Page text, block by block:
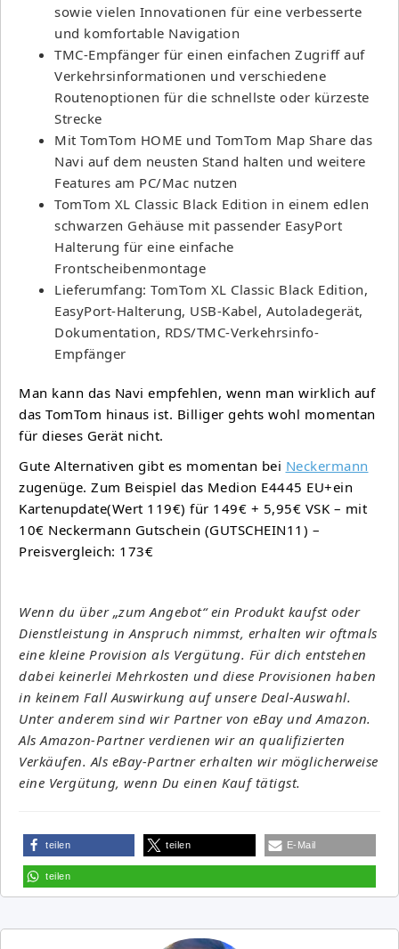
sowie vielen Innovationen für eine verbesserte
und komfortable Navigation
TMC-Empfänger für einen einfachen Zugriff auf
Verkehrsinformationen und verschiedene
Routenoptionen für die schnellste oder kürzeste
Strecke
Mit TomTom HOME und TomTom Map Share das
Navi auf dem neusten Stand halten und weitere
Features am PC/Mac nutzen
TomTom XL Classic Black Edition in einem edlen
schwarzen Gehäuse mit passender EasyPort
Halterung für eine einfache
Frontscheibenmontage
Lieferumfang: TomTom XL Classic Black Edition,
EasyPort-Halterung, USB-Kabel, Autoladegerät,
Dokumentation, RDS/TMC-Verkehrsinfo-
Empfänger
Man kann das Navi empfehlen, wenn man wirklich auf
das TomTom hinaus ist. Billiger gehts wohl momentan
für dieses Gerät nicht.
Gute Alternativen gibt es momentan bei Neckermann
zugenüge. Zum Beispiel das Medion E4445 EU+ein
Kartenupdate(Wert 119€) für 149€ + 5,95€ VSK – mit
10€ Neckermann Gutschein (GUTSCHEIN11) –
Preisvergleich: 173€
Wenn du über „zum Angebot“ ein Produkt kaufst oder
Dienstleistung in Anspruch nimmst, erhalten wir oftmals
eine kleine Provision als Vergütung. Für dich entstehen
dabei keinerlei Mehrkosten und diese Provisionen haben
in keinem Fall Auswirkung auf unsere Deal-Auswahl.
Unter anderem sind wir Partner von eBay und Amazon.
Als Amazon-Partner verdienen wir an qualifizierten
Verkäufen. Als eBay-Partner erhalten wir möglicherweise
eine Vergütung, wenn Du einen Kauf tätigst.
teilen teilen E-Mail
teilen